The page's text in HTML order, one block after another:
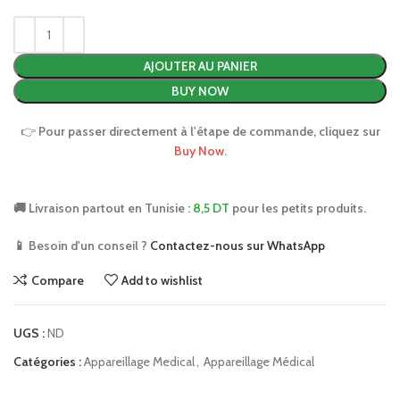
AJOUTER AU PANIER
BUY NOW
👉 Pour passer directement à l'étape de commande, cliquez sur
Buy Now.
🚚 Livraison partout en Tunisie : 8,5 DT pour les petits produits.
📱 Besoin d'un conseil ? Contactez-nous sur WhatsApp
Compare Add to wishlist
UGS :ND
Catégories :Appareillage Medical, Appareillage Médical